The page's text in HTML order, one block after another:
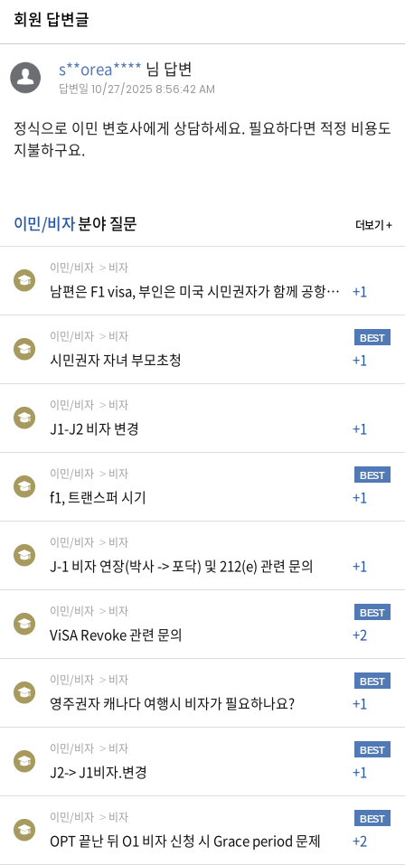
확
인
바
랍
다
A
S
미
국
에
로
문
가
를
니
A
K
미
국
회원 답변글
s**orea**** 님 답변
답변일 10/27/2025 8:56:42 AM
정식으로 이민 변호사에게 상담하세요. 필요하다면 적정 비용도
지불하구요.
이민/비자분야 질문 더보기 +
이민/비자 비자
남편은 F1 visa, 부인은 미국 시민권자가 함께 공항에 들어올 때 +1
이민/비자 비자 BEST
시민권자 자녀 부모초청 +1
이민/비자 비자
J1-J2 비자 변경 +1
이민/비자 비자 BEST
f1, 트랜스퍼 시기 +1
이민/비자 비자
J-1 비자 연장(박사 -> 포닥) 및 212(e) 관련 문의 +1
이민/비자 비자 BEST
ViSA Revoke 관련 문의 +2
이민/비자 비자 BEST
영주권자 캐나다 여행시 비자가 필요하나요? +1
이민/비자 비자 BEST
J2-> J1비자.변경 +1
이민/비자 비자 BEST
OPT 끝난 뒤 O1 비자 신청 시 Grace period 문제 +2